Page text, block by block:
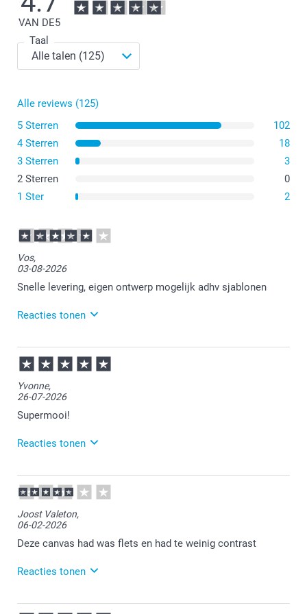
VAN DE5
Taal
Alle reviews (125)
5 Sterren
102
4 Sterren
18
3 Sterren
3
2 Sterren
0
1 Ster
2
Vos,
03-08-2026
Snelle levering, eigen ontwerp mogelijk adhv sjablonen
Reacties tonen
03-08-2026
12:14
Heel veel plezier ervan!
Yvonne,
26-07-2026
Supermooi!
Reacties tonen
28-07-2026
14:34
Heel veel plezier ervan!
Joost Valeton,
06-02-2026
Deze canvas had was flets en had te weinig contrast
Reacties tonen
09-02-2026